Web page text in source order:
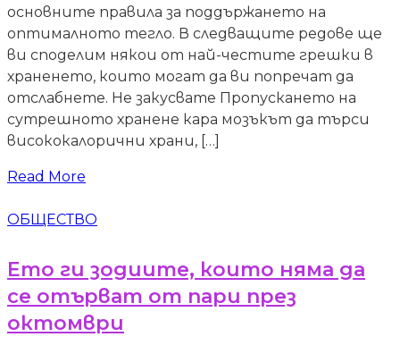
основните правила за поддържането на
оптималното тегло. В следващите редове ще
ви споделим някои от най-честите грешки в
храненето, които могат да ви попречат да
отслабнете. Не закусвате Пропускането на
сутрешното хранене кара мозъкът да търси
висококалорични храни, […]
Read More
ОБЩЕСТВО
Ето ги зодиите, които няма да
се отърват от пари през
октомври